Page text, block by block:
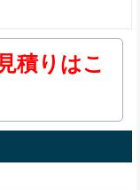
積りはこ